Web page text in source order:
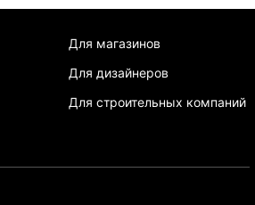
Для магазинов
Для дизайнеров
Для строительных компаний